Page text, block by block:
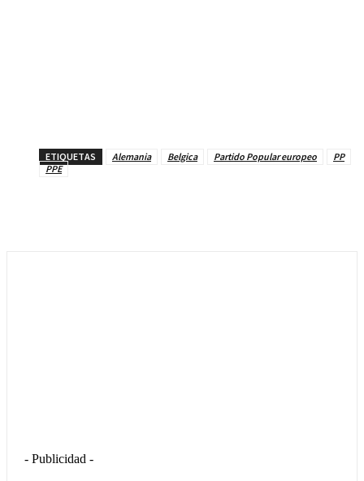
ETIQUETAS Alemania Belgica Partido Popular europeo
PP
PPE
- Publicidad -